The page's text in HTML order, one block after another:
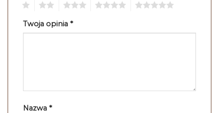
Twoja opinia *
Nazwa *